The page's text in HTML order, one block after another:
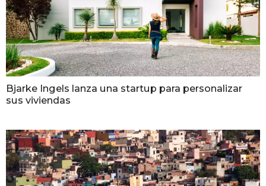
Bjarke Ingels lanza una startup para personalizar
sus viviendas